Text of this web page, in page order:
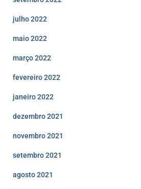
julho 2022
maio 2022
março 2022
fevereiro 2022
janeiro 2022
dezembro 2021
novembro 2021
setembro 2021
agosto 2021